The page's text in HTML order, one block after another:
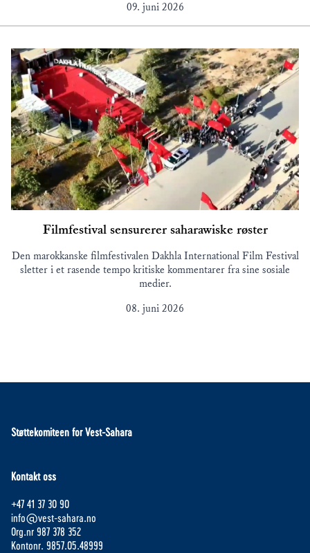
09. juni 2026
Filmfestival sensurerer saharawiske røster
Den marokkanske filmfestivalen Dakhla International Film Festival
sletter i et rasende tempo kritiske kommentarer fra sine sosiale
medier.
08. juni 2026
Støttekomiteen for Vest-Sahara
Kontakt oss
+47 41 37 30 90
info@vest-sahara.no
Org.nr 987 378 352
Kontonr. 9857.05.48999